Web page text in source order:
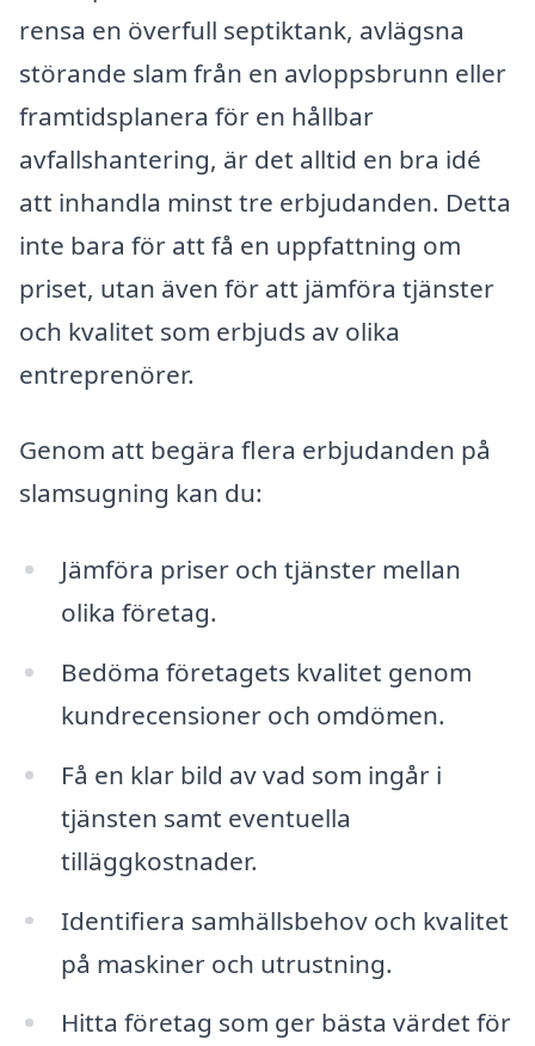
rensa en överfull septiktank, avlägsna
störande slam från en avloppsbrunn eller
framtidsplanera för en hållbar
avfallshantering, är det alltid en bra idé
att inhandla minst tre erbjudanden. Detta
inte bara för att få en uppfattning om
priset, utan även för att jämföra tjänster
och kvalitet som erbjuds av olika
entreprenörer.
Genom att begära flera erbjudanden på
slamsugning kan du:
Jämföra priser och tjänster mellan
olika företag.
Bedöma företagets kvalitet genom
kundrecensioner och omdömen.
Få en klar bild av vad som ingår i
tjänsten samt eventuella
tilläggkostnader.
Identifiera samhällsbehov och kvalitet
på maskiner och utrustning.
Hitta företag som ger bästa värdet för